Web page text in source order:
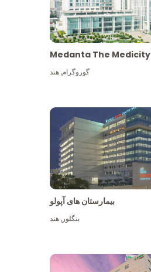
Medanta The Medicity
گوروگرام,هند
بیمارستان های آپولو
بنگلور,هند